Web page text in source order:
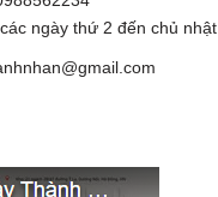
ngày thứ 2 đến chủ nhật